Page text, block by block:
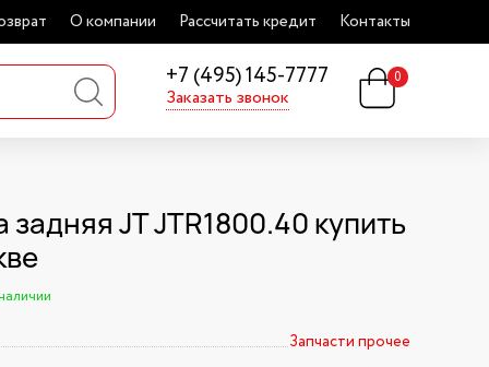
О компании Рассчитать кредит Контакты
+7 (495) 145-7777
Заказать звонок
0
задняя JT JTR1800.40 купить
Запчасти прочее